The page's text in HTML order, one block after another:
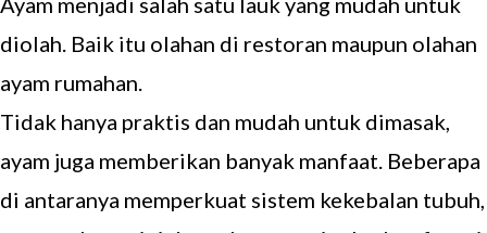
diolah. Baik itu olahan di restoran maupun olahan
ayam rumahan.
Tidak hanya praktis dan mudah untuk dimasak,
ayam juga memberikan banyak manfaat. Beberapa
di antaranya memperkuat sistem kekebalan tubuh,